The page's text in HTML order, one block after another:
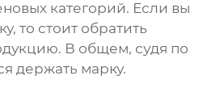
категорий. Если вы
то стоит обратить
В общем, судя по
держать марку.